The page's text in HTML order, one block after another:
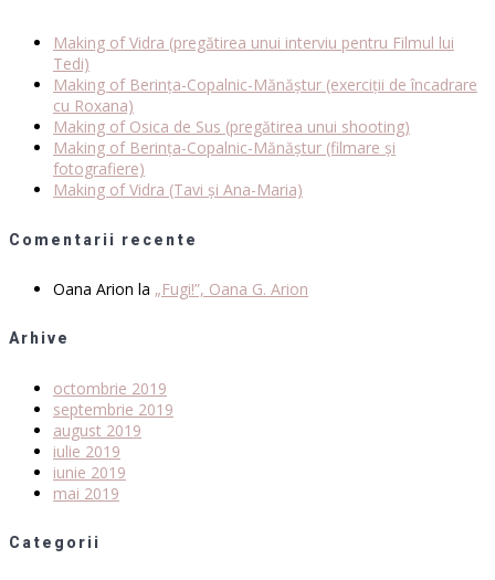
Making of Vidra (pregătirea unui interviu pentru Filmul lui
Tedi)
Making of Berința-Copalnic-Mănăștur (exerciții de încadrare
cu Roxana)
Making of Osica de Sus (pregătirea unui shooting)
Making of Berința-Copalnic-Mănăștur (filmare și
fotografiere)
Making of Vidra (Tavi și Ana-Maria)
Comentarii recente
Oana Arion la „Fugi!”, Oana G. Arion
Arhive
octombrie 2019
septembrie 2019
august 2019
iulie 2019
iunie 2019
mai 2019
Categorii